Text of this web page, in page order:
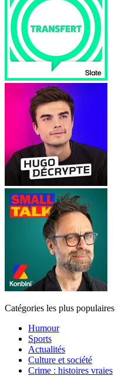
Catégories les plus populaires
Humour
Sports
Actualités
Culture et société
Crime : histoires vraies